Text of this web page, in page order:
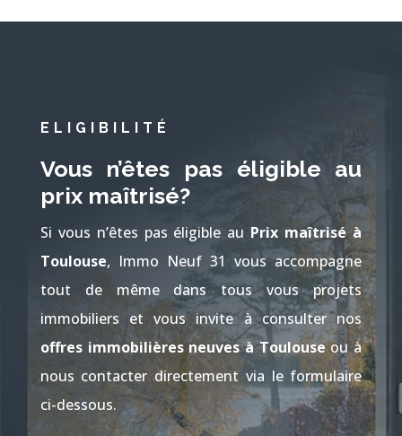
ELIGIBILITÉ
Vous n’êtes pas éligible au
prix maîtrisé?
Si vous n’êtes pas éligible au Prix maîtrisé à
Toulouse, Immo Neuf 31 vous accompagne
tout de même dans tous vous projets
immobiliers et vous invite à consulter nos
offres immobilières neuves à Toulouseou à
nous contacter directement via le formulaire
ci-dessous.